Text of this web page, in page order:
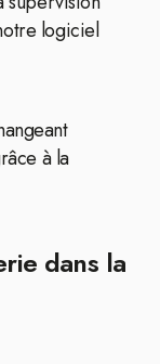
logiciel
à la
dans la